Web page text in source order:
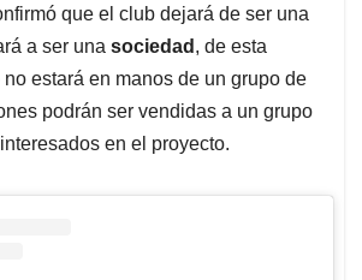
que el club dejará de ser una
a ser una sociedad , de esta
estará en manos de un grupo de
podrán ser vendidas a un grupo
en el proyecto.